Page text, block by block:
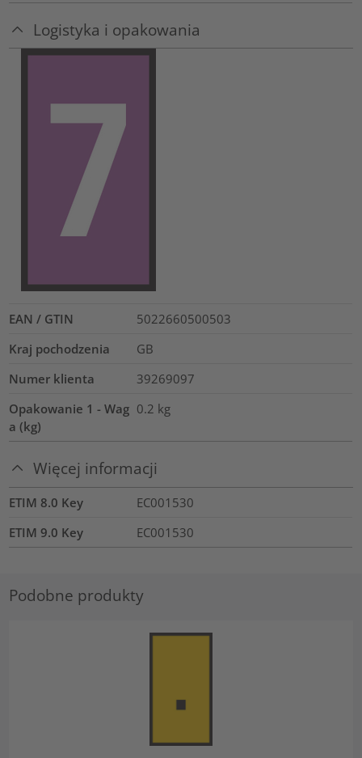
Logistyka i opakowania
EAN / GTIN
5022660500503
Kraj pochodzenia
GB
Numer klienta
39269097
Opakowanie 1 - Wag
a (kg)
0.2 kg
Więcej informacji
ETIM 8.0 Key
EC001530
ETIM 9.0 Key
EC001530
Podobne produkty